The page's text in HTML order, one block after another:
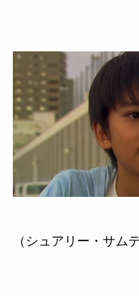
（シュアリー・サム